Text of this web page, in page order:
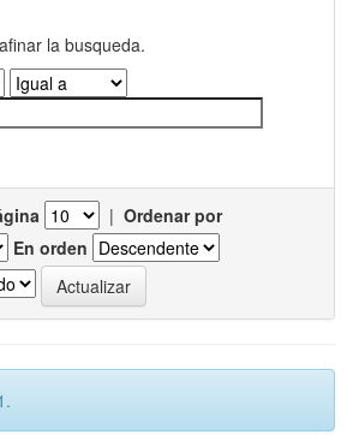
la busqueda.
| Ordenar por
En orden